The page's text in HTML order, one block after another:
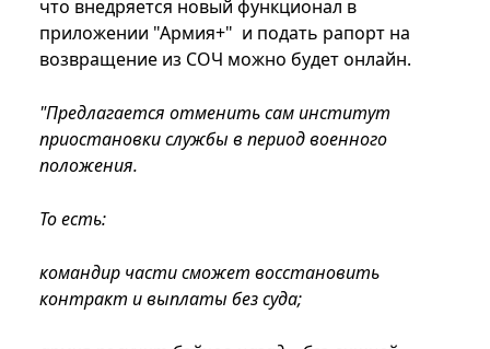
что внедряется новый функционал в
приложении "Армия+" и подать рапорт на
возвращение из СОЧ можно будет онлайн.
"Предлагается отменить сам институт
приостановки службы в период военного
положения.
То есть:
командир части сможет восстановить
контракт и выплаты без суда;